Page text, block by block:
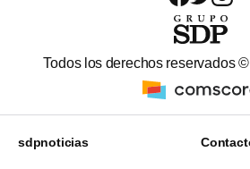
Todos los derechos reservados ©
sdpnoticias